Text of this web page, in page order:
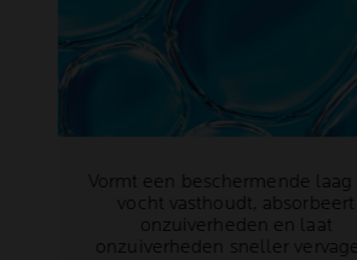
Vormt een beschermende laag
vocht vasthoudt, absorbeert
onzuiverheden en laat
onzuiverheden sneller